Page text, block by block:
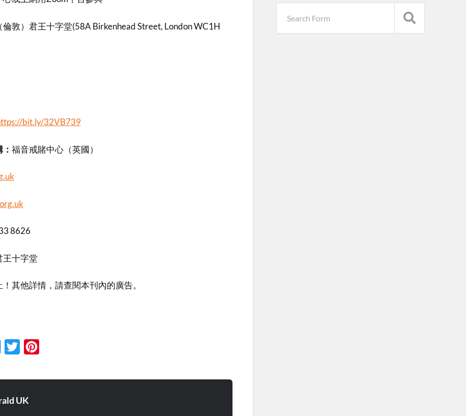
敦）君王十字堂(58A Birkenhead Street, London WC1H
bit.ly/32VB739
福音戒賭中心（英國）
8626
王十字堂
其他詳情，請查閱本刊內的廣告。
Facebook
Twitter
UK